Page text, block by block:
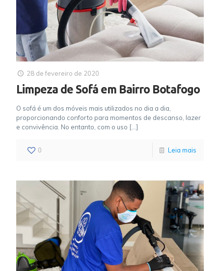
28 de fevereiro de 2020
Limpeza de Sofá em Bairro Botafogo
O sofá é um dos móveis mais utilizados no dia a dia,
proporcionando conforto para momentos de descanso, lazer
e convivência. No entanto, com o uso […]
0 Leia mais